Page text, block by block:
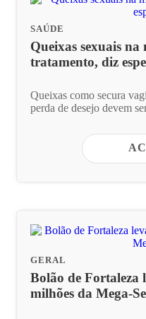
SAÚDE
Queixas sexuais na
tratamento, diz
Queixas como secura
perda de desejo devem
GERAL
Bolão de Fortaleza
milhões da Mega-